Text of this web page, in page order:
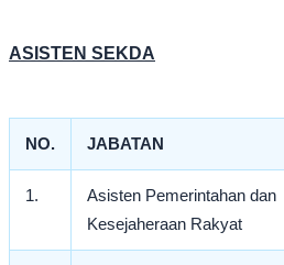
ASISTEN SEKDA
NO. JABATAN
1.
Asisten Pemerintahan dan
Kesejaheraan Rakyat